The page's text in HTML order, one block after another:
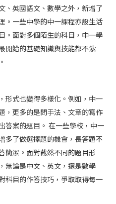
、英國語文、數學之外，新增了
。一些中學的中一課程亦設生活
。面對多個陌生的科目，中一學
開始的基礎知識與技能都不紮
形式也變得多樣化。例如，中一
，更多的是問手法、文章的寫作
答案的題目。 在一些學校，中一
多了做選擇題的機會，長答題不
簡潔。面對截然不同的題目形
無論是中文、英文，還是數學
科目的作答技巧，爭取取得每一